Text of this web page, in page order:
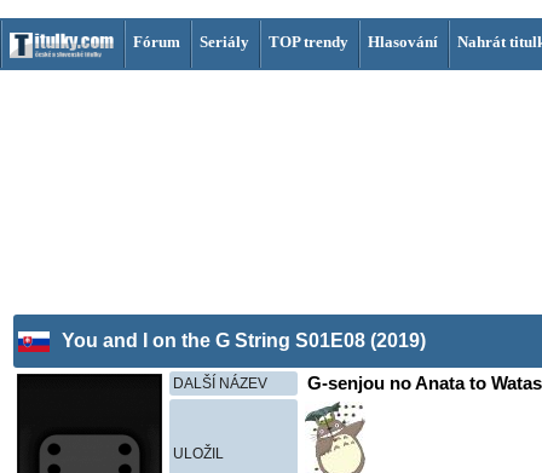
Fórum Seriály TOP trendy Hlasování Nahrát
You and I on the G String S01E08 (2019)
DALŠÍ NÁZEV G-senjou no Anata to
ULOŽIL